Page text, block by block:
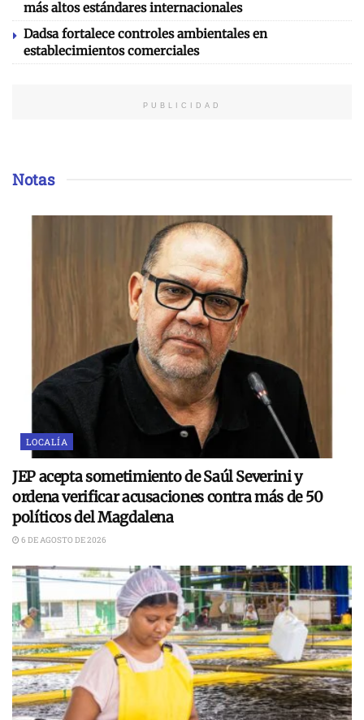
más altos estándares internacionales
Dadsa fortalece controles ambientales en
establecimientos comerciales
PUBLICIDAD
Notas
LOCALÍA
JEP acepta sometimiento de Saúl Severini y
ordena verificar acusaciones contra más de 50
políticos del Magdalena
6 DE AGOSTO DE 2026